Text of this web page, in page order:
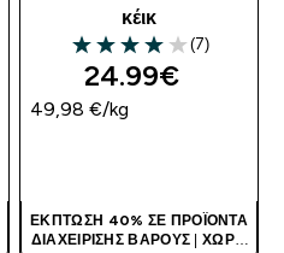
κέικ
4 out of 5 stars
(7)
24.99€‎
49,98 €‎/kg
ΈΚΠΤΩΣΗ 40% ΣΕ ΠΡΟΪΌΝΤΑ
ΔΙΑΧΕΊΡΙΣΗΣ ΒΆΡΟΥΣ | ΧΩΡΊΣ